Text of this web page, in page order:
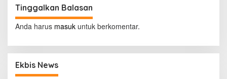
a
s
i
p
o
Tinggalkan Balasan
Anda harus masuk untuk berkomentar.
Ekbis News